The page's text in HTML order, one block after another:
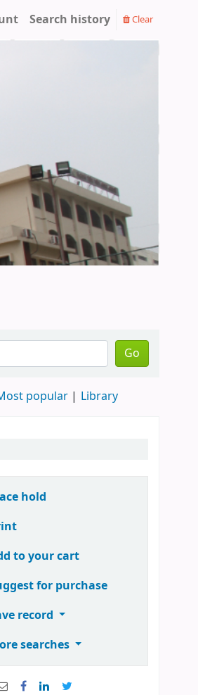
Search history Clear
Go
popular Library
hold
to your cart
for purchase
record
searches